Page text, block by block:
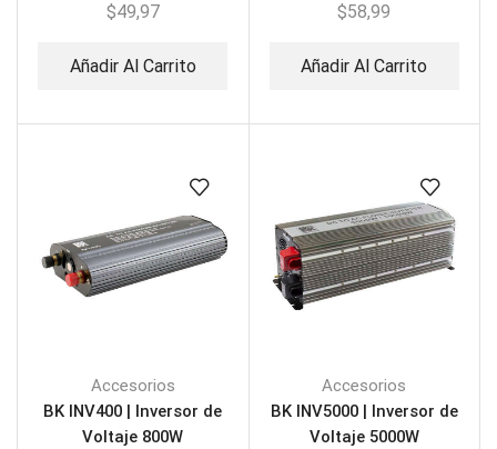
$49,97
Añadir Al Carrito
$58,99
Añadir Al Carrito
Accesorios
BK INV400 | Inversor de
Voltaje 800W
Accesorios
BK INV5000 | Inversor de
Voltaje 5000W